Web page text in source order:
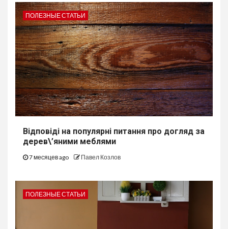
ПОЛЕЗНЫЕ СТАТЬИ
Відповіді на популярні питання про догляд за
дерев\’яними меблями
7 месяцев ago Павел Козлов
ПОЛЕЗНЫЕ СТАТЬИ